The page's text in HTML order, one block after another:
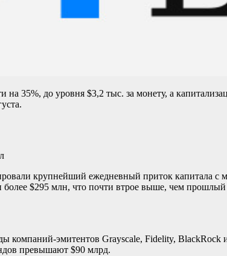
35%, до уровня $3,2 тыс. за монету, а
крупнейший ежедневный приток
более $295 млн, что почти втрое выше, чем
компаний-эмитентов Grayscale, Fidelity,
превышают $90 млрд.